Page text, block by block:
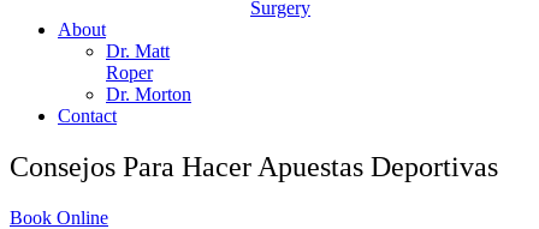
Surgery
About
Dr. Matt
Roper
Dr. Morton
Contact
Consejos Para Hacer Apuestas Deportivas
Book Online